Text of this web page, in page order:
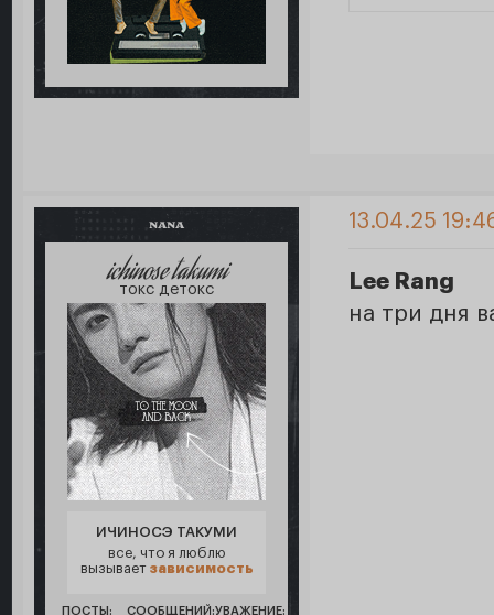
NANA
ichinose takumi
токс детокс
ИЧИНОСЭ ТАКУМИ
все, что я люблю
вызывает зависимость
ПОСТЫ: СООБЩЕНИЙ:УВАЖЕНИЕ:
13.04.25
Lee Rang
на три дня